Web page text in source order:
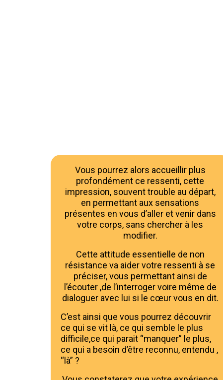
Vous pourrez alors accueillir plus
profondément ce ressenti, cette
impression, souvent trouble au départ,
en permettant aux sensations
présentes en vous d’aller et venir dans
votre corps, sans chercher à les
modifier.
Cette attitude essentielle de non
résistance va aider votre ressenti à se
préciser, vous permettant ainsi de
l’écouter ,de l’interroger voire même de
dialoguer avec lui si le cœur vous en dit.
C’est ainsi que vous pourrez découvrir
ce qui se vit là, ce qui semble le plus
difficile,ce qui parait “manquer” le plus,
ce qui a besoin d’être reconnu, entendu ,
“là” ?